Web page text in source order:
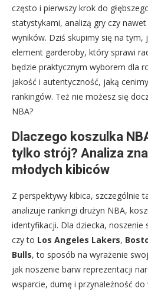
często i pierwszy krok do
statystykami, analizą gry czy
wyników. Dziś skupimy się na tym,
element garderoby, który sprawi
będzie praktycznym wyborem dla
jakość i autentyczność, jaką
rankingów. Też nie możesz się
NBA?
Dlaczego koszulka
tylko strój? Analiza
młodych kibiców
Z perspektywy kibica, szczególnie
analizuje rankingi drużyn NBA,
identyfikacji. Dla dziecka,
czy to Los Angeles Lakers,
Bulls, to sposób na wyrażenie
jak noszenie barw reprezentacji
wsparcie, dumę i przynależność do